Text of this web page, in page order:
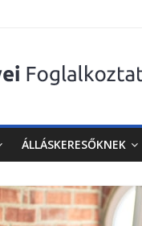
ÁLLÁSKERESŐKNEK